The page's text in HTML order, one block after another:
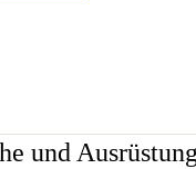
und Ausrüstung